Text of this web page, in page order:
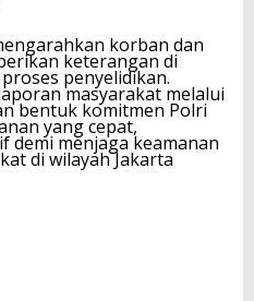
korban dan
keterangan di
penyelidikan.
masyarakat melalui
bentuk komitmen Polri
yang cepat,
demi menjaga keamanan
di wilayah Jakarta